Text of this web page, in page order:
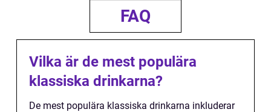
FAQ
Vilka är de mest populära
klassiska drinkarna?
De mest populära klassiska drinkarna inkluderar